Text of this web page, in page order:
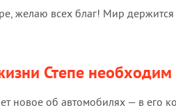
желаю всех благ! Мир
Степе
новое об автомобилях — в его